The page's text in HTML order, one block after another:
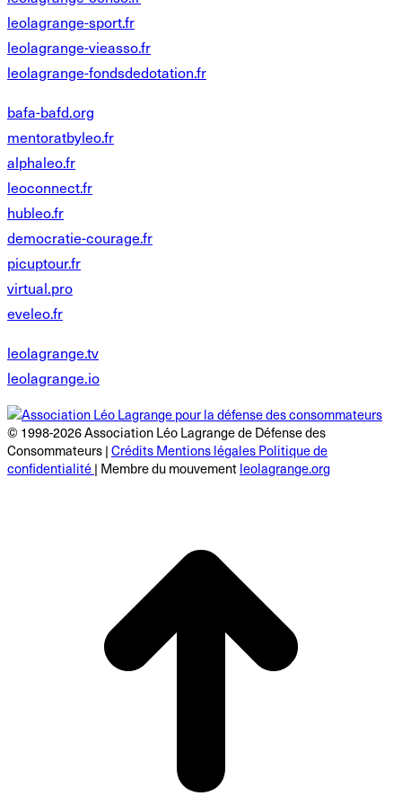
leolagrange-sport.fr
leolagrange-vieasso.fr
leolagrange-fondsdedotation.fr
bafa-bafd.org
mentoratbyleo.fr
alphaleo.fr
leoconnect.fr
hubleo.fr
democratie-courage.fr
picuptour.fr
virtual.pro
eveleo.fr
leolagrange.tv
leolagrange.io
© 1998-2026 Association Léo Lagrange de Défense des
Consommateurs | Crédits Mentions légales Politique de
confidentialité | Membre du mouvement leolagrange.org